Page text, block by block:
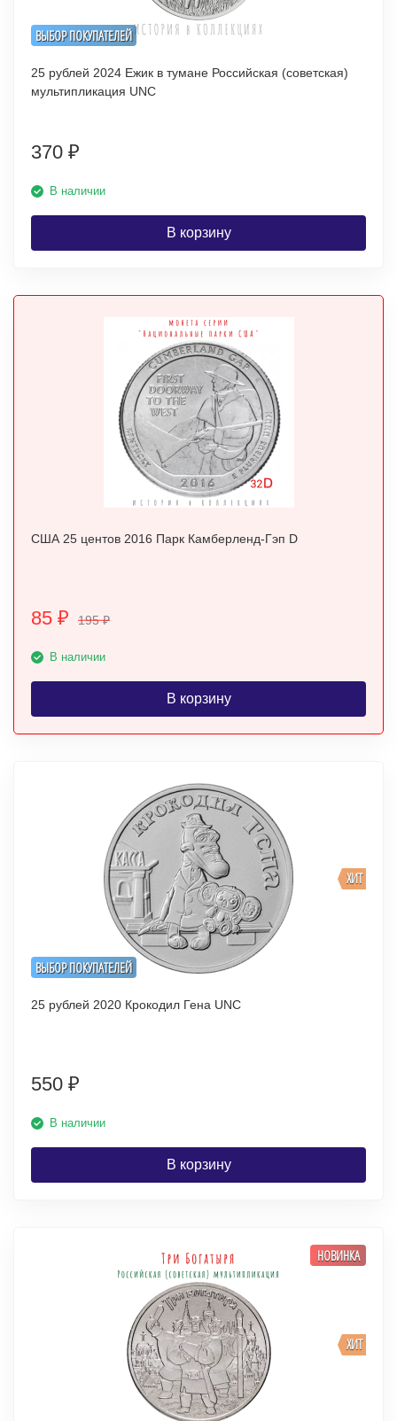
ВЫБОР ПОКУПАТЕЛЕЙ
25 рублей 2024 Ежик в тумане Российская (советская)
мультипликация UNC
370 ₽
В наличии
В корзину
США 25 центов 2016 Парк Камберленд-Гэп D
85 ₽ 195₽
В наличии
В корзину
ВЫБОР ПОКУПАТЕЛЕЙ
ХИТ
25 рублей 2020 Крокодил Гена UNC
550 ₽
В наличии
В корзину
ХИТ
НОВИНКА